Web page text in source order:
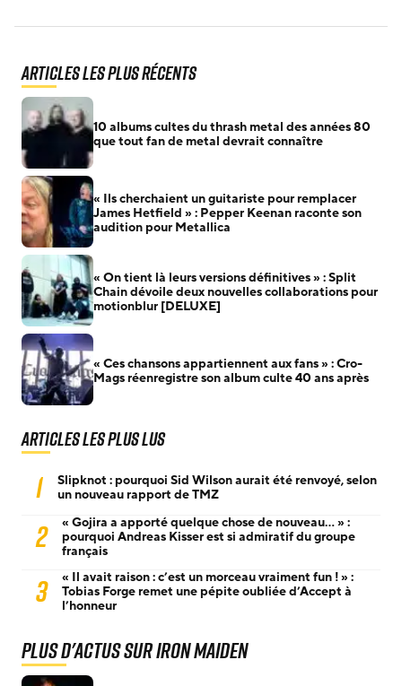
Articles les plus récents
10 albums cultes du thrash metal des années 80
que tout fan de metal devrait connaître
« Ils cherchaient un guitariste pour remplacer
James Hetfield » : Pepper Keenan raconte son
audition pour Metallica
« On tient là leurs versions définitives » : Split
Chain dévoile deux nouvelles collaborations pour
motionblur [DELUXE]
« Ces chansons appartiennent aux fans » : Cro-
Mags réenregistre son album culte 40 ans après
Articles les plus lus
1
Slipknot : pourquoi Sid Wilson aurait été renvoyé, selon
un nouveau rapport de TMZ
2
« Gojira a apporté quelque chose de nouveau… » :
pourquoi Andreas Kisser est si admiratif du groupe
français
3
« Il avait raison : c’est un morceau vraiment fun ! » :
Tobias Forge remet une pépite oubliée d’Accept à
l’honneur
Plus d'actus sur Iron Maiden